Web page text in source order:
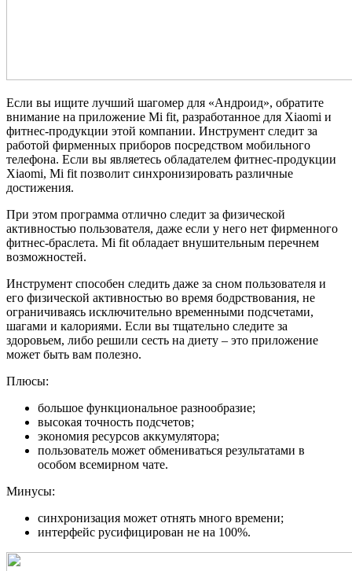
Если вы ищите лучший шагомер для «Андроид», обратите
внимание на приложение Mi fit, разработанное для Xiaomi и
фитнес-продукции этой компании. Инструмент следит за
работой фирменных приборов посредством мобильного
телефона. Если вы являетесь обладателем фитнес-продукции
Xiaomi, Mi fit позволит синхронизировать различные
достижения.
При этом программа отлично следит за физической
активностью пользователя, даже если у него нет фирменного
фитнес-браслета. Mi fit обладает внушительным перечнем
возможностей.
Инструмент способен следить даже за сном пользователя и
его физической активностью во время бодрствования, не
ограничиваясь исключительно временными подсчетами,
шагами и калориями. Если вы тщательно следите за
здоровьем, либо решили сесть на диету – это приложение
может быть вам полезно.
Плюсы:
большое функциональное разнообразие;
высокая точность подсчетов;
экономия ресурсов аккумулятора;
пользователь может обмениваться результатами в
особом всемирном чате.
Минусы:
синхронизация может отнять много времени;
интерфейс русифицирован не на 100%.